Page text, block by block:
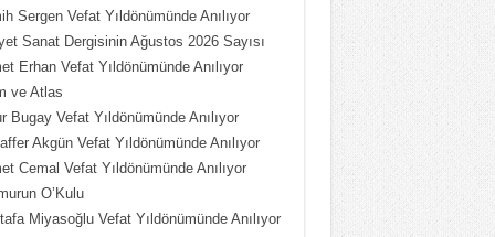
ÇOBAN
Put Dışardaki Maskeler...
Sergen Vefat Yıldönümünde Anılıyor
Sanat Dergisinin Ağustos 2026 Sayısı
Erhan Vefat Yıldönümünde Anılıyor
ve Atlas
Bugay Vefat Yıldönümünde Anılıyor
Akgün Vefat Yıldönümünde Anılıyor
Cemal Vefat Yıldönümünde Anılıyor
O’Kulu
Miyasoğlu Vefat Yıldönümünde Anılıyor